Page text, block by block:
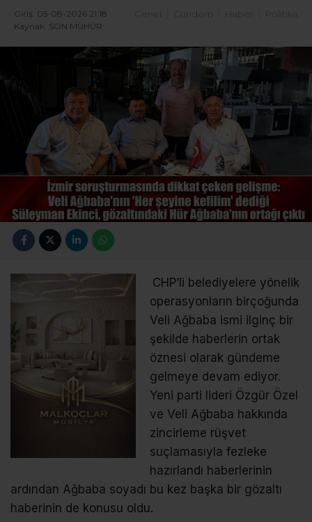
Giriş: 05-08-2026 21:18
Kaynak: SON MÜHÜR
Gündem Haber Politika
CHP’li belediyelere yönelik
operasyonların birçoğunda
Veli Ağbaba ismi ilginç bir
şekilde haberlerin ortak
öznesi olarak gündeme
gelmeye devam ediyor.
Yeni parti lideri Özgür Özel
ve Veli Ağbaba hakkında
zincirleme rüşvet
suçlamasıyla fezleke
hazırlandı haberlerinin
ardından Ağbaba soyadı bu kez başka bir gözaltı
haberinin de konusu oldu.